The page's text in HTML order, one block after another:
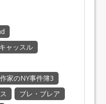
キャッスル
家のNY事件簿3
ブレ・ブレア